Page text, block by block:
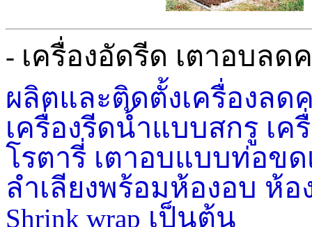
- เครื่องอัดรีด เตาอบลด
ผลิตและติดตั้งเครื่องลด
เครื่องรีดน้ำแบบสกรู เ
โรตารี่ เตาอบแบบท่อข
ลำเลียงพร้อมห้องอบ ห้
Shrink wrap เป็นต้น